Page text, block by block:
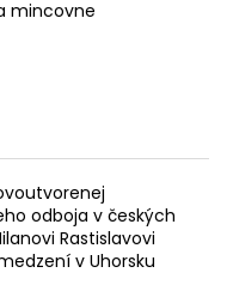
mincovne
odboja v českých
Rastislavovi
v Uhorsku